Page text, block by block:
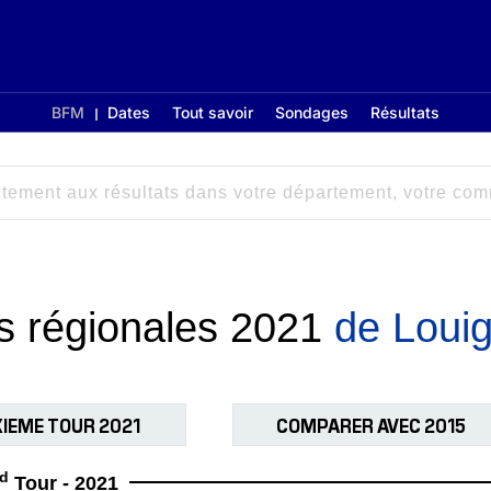
BFM Dates Tout savoir Sondages Résultats
régionales 2021 de
TOUR 2021 COMPARER AVEC 2015
Tour - 2021